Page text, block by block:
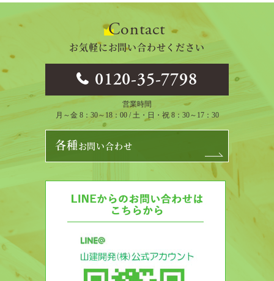
Contact
お気軽にお問い合わせください
0120-35-7798
営業時間
月～金 8：30～18：00 / 土・日・祝 8：30～17：30
各種お問い合わせ